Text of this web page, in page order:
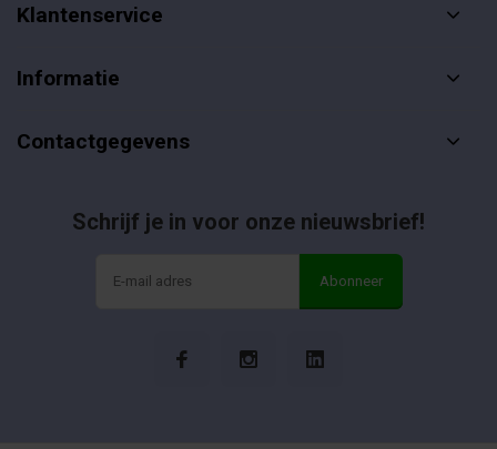
Klantenservice
Informatie
Contactgegevens
Schrijf je in voor onze nieuwsbrief!
Abonneer